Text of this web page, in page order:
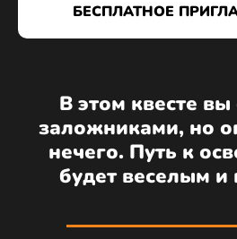
БЕСПЛАТНОЕ
В этом квесте
заложниками, но
нечего. Путь к
будет веселым